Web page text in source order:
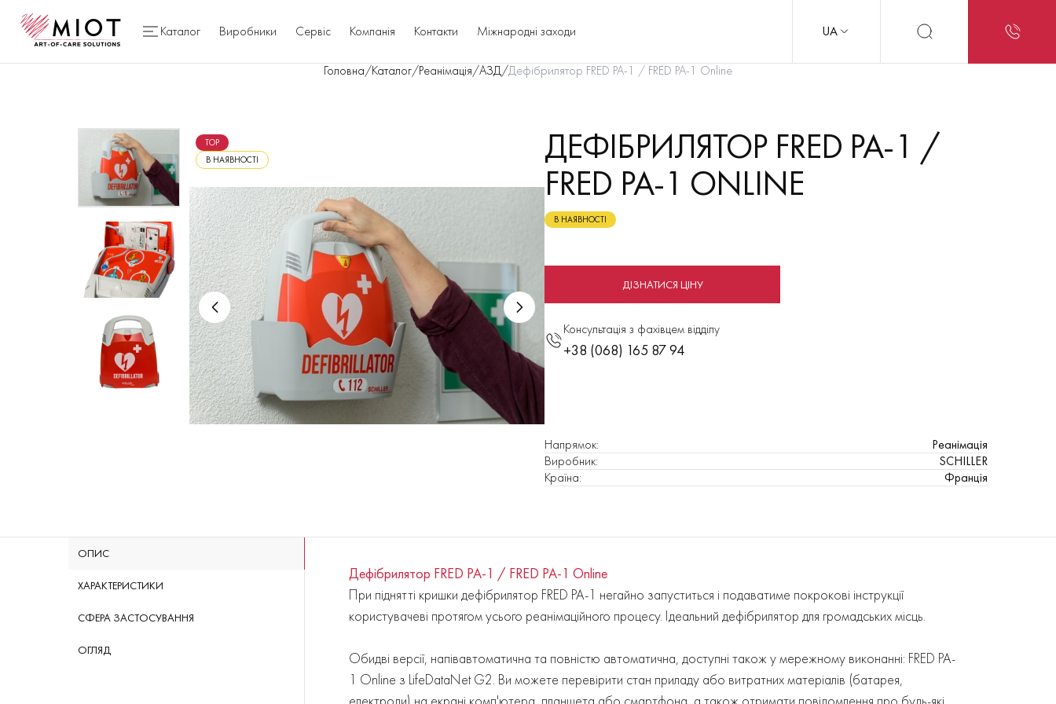
Каталог Виробники Сервіс Компанія Контакти Міжнародні заходи UA
Головна/Каталог/Реанімація/АЗД/Дефібрилятор FRED PA-1 / FRED PA-1 Online
TOP
В НАЯВНОСТІ
ДЕФІБРИЛЯТОР FRED PA-1 /
FRED PA-1 ONLINE
В НАЯВНОСТІ
ДІЗНАТИСЯ ЦІНУ
Консультація з фахівцем відділу
+38 (068) 165 87 94
Напрямок:
Реанімація
Виробник:
SCHILLER
Країна: Франція
ОПИС
ХАРАКТЕРИСТИКИ
СФЕРА ЗАСТОСУВАННЯ
ОГЛЯД
Дефібрилятор FRED PA-1 / FRED PA-1 Online
При піднятті кришки дефібрилятор FRED PA-1 негайно запуститься і подаватиме покрокові інструкції
користувачеві протягом усього реанімаційного процесу. Ідеальний дефібрилятор для громадських місць.
Обидві версії, напівавтоматична та повністю автоматична, доступні також у мережному виконанні: FRED PA-
1 Online з LifeDataNet G2. Ви можете перевірити стан приладу або витратних матеріалів (батарея,